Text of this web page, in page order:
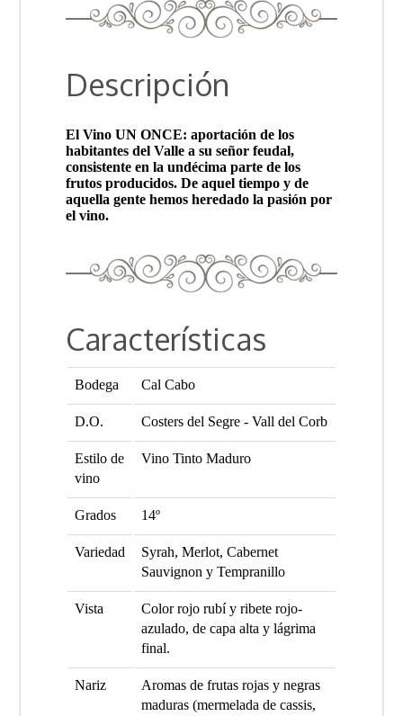
Descripción
El Vino UN ONCE: aportación de los
habitantes del Valle a su señor feudal,
consistente en la undécima parte de los
frutos producidos. De aquel tiempo y de
aquella gente hemos heredado la pasión por
el vino.
Características
Bodega Cal Cabo
D.O. Costers del Segre - Vall del Corb
Estilo de
vino
Vino Tinto Maduro
Grados 14º
Variedad
Syrah, Merlot, Cabernet
Sauvignon y Tempranillo
Vista
Color rojo rubí y ribete rojo-
azulado, de capa alta y lágrima
final.
Nariz
Aromas de frutas rojas y negras
maduras (mermelada de cassis,